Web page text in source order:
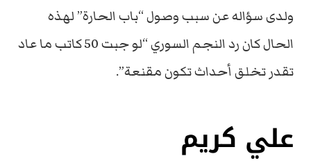
ولدى سؤاله عن سبب وصول “باب الحارة” لهذه
الحال كان رد النجم السوري “لو جبت 50 كاتب ما عاد
تقدر تخلق أحداث تكون مقنعة”.
علي كريم